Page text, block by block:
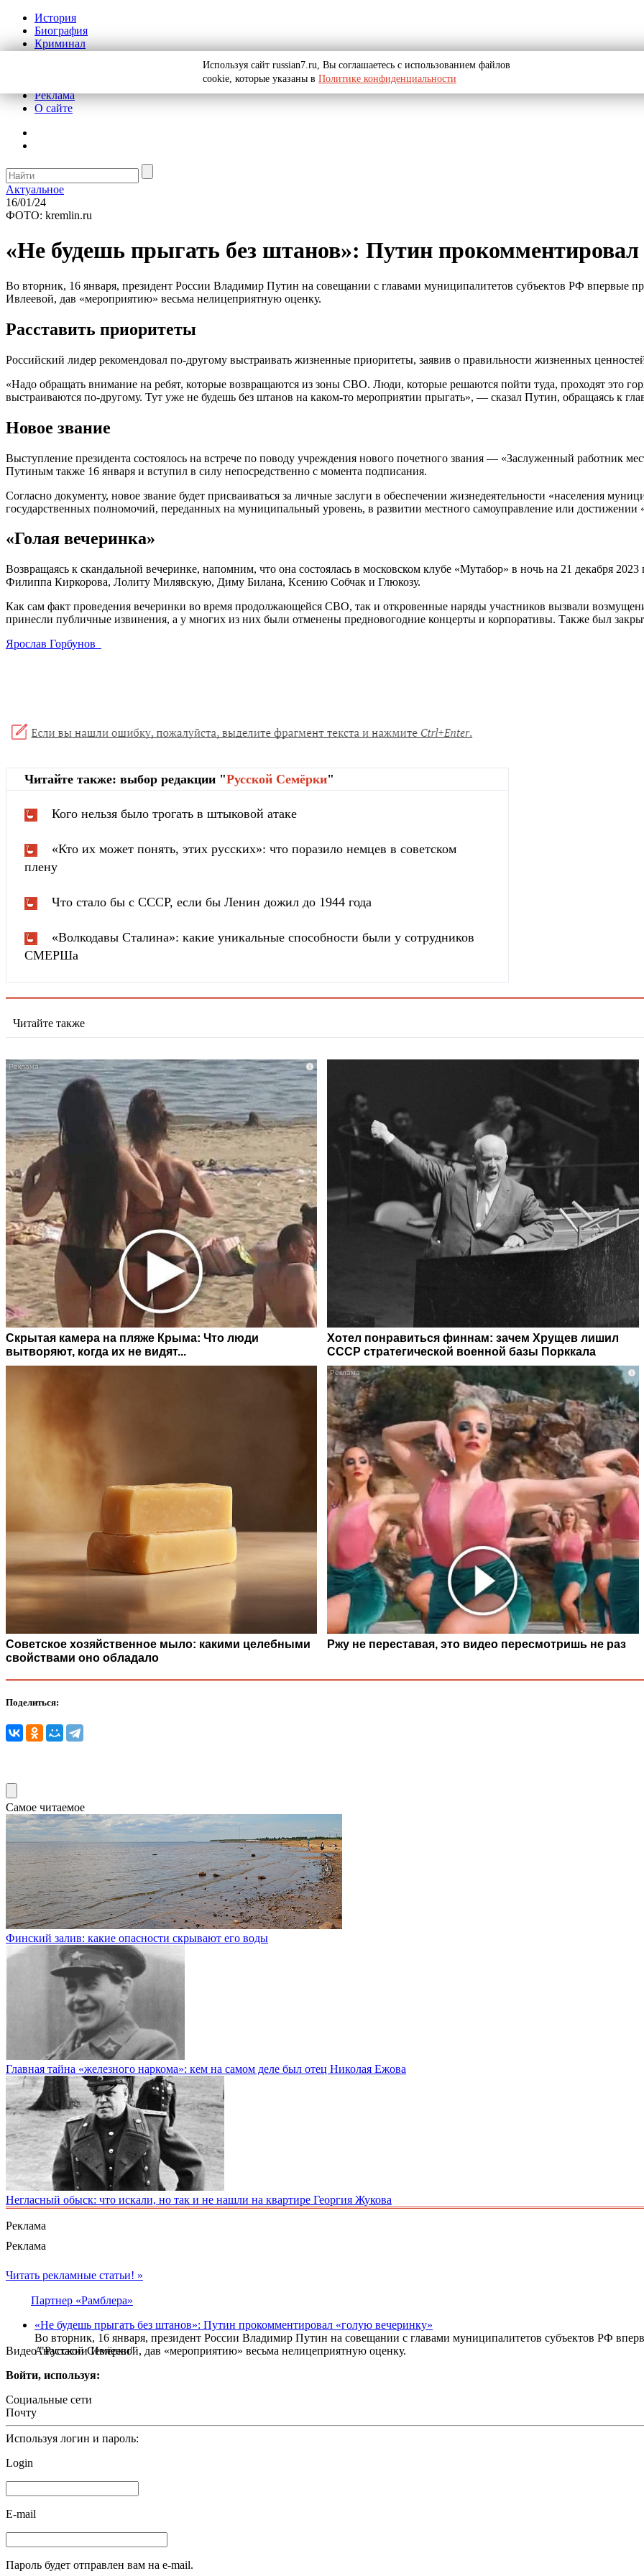
История
Биография
Криминал
Реклама
О сайте
Актуальное
16/01/24
ФОТО: kremlin.ru
«Не будешь прыгать без штанов»: Путин прокомментировал
Во вторник, 16 января, президент России Владимир Путин на совещании с главами муниципалитетов субъектов РФ впервые
Ивлеевой, дав «мероприятию» весьма нелицеприятную оценку.
Расставить приоритеты
Российский лидер рекомендовал по-другому выстраивать жизненные приоритеты, заявив о правильности жизненных
«Надо обращать внимание на ребят, которые возвращаются из зоны СВО. Люди, которые решаются пойти туда, проходят это
выстраиваются по-другому. Тут уже не будешь без штанов на каком-то мероприятии прыгать», — сказал Путин, обращаясь к
Новое звание
Выступление президента состоялось на встрече по поводу учреждения нового почетного звания — «Заслуженный работник
Путиным также 16 января и вступил в силу непосредственно с момента подписания.
Согласно документу, новое звание будет присваиваться за личные заслуги в обеспечении жизнедеятельности «населения
государственных полномочий, переданных на муниципальный уровень, в развитии местного самоуправление или достижении
«Голая вечеринка»
Возвращаясь к скандальной вечеринке, напомним, что она состоялась в московском клубе «Мутабор» в ночь на 21 декабря
Филиппа Киркорова, Лолиту Милявскую, Диму Билана, Ксению Собчак и Глюкозу.
Как сам факт проведения вечеринки во время продолжающейся СВО, так и откровенные наряды участников вызвали
принесли публичные извинения, а у многих из них были отменены предновогодние концерты и корпоративы. Также был
Ярослав Горбунов
Читайте также: выбор редакции "Русской Cемёрки"
Кого нельзя было трогать в штыковой атаке
«Кто их может понять, этих русских»: что поразило немцев в советском
плену
Что стало бы с СССР, если бы Ленин дожил до 1944 года
«Волкодавы Сталина»: какие уникальные способности были у сотрудников
СМЕРШа
Читайте также
i
Скрытая камера на пляже Крыма: Что люди
вытворяют, когда их не видят...
Хотел понравиться финнам: зачем Хрущев лишил
СССР стратегической военной базы Порккала
Советское хозяйственное мыло: какими целебными
свойствами оно обладало
i
Ржу не переставая, это видео пересмотришь не раз
Поделиться:
Самое читаемое
Финский залив: какие опасности скрывают его воды
Главная тайна «железного наркома»: кем на самом деле был отец Николая Ежова
Негласный обыск: что искали, но так и не нашли на квартире Георгия Жукова
Реклама
Реклама
Видео "Русской Семёрки"
Читать рекламные статьи! »
Партнер «Рамблера»
«Не будешь прыгать без штанов»: Путин прокомментировал «голую вечеринку»
Во вторник, 16 января, президент России Владимир Путин на совещании с главами муниципалитетов субъектов РФ
Анастасии Ивлеевой, дав «мероприятию» весьма нелицеприятную оценку.
Войти, используя:
Социальные сети
Почту
Используя логин и пароль:
Login
E-mail
Пароль будет отправлен вам на e-mail.
Используя сайт russian7.ru, Вы соглашаетесь с использованием файлов
cookie, которые указаны в Политике конфиденциальности